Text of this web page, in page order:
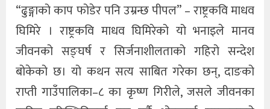
“ढुङ्गाको काप फोडेर पनि उम्रन्छ पीपल” – राष्ट्रकवि माधव
घिमिरे । राष्ट्रकवि माधव घिमिरेको यो भनाइले मानव
जीवनको सङ्घर्ष र सिर्जनाशीलताको गहिरो सन्देश
बोकेको छ। यो कथन सत्य साबित गरेका छन्, दाङको
राप्ती गाउँपालिका–८ का कृष्ण गिरीले, जसले जीवनका